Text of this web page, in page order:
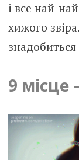
і все най-
хижого
9 місце